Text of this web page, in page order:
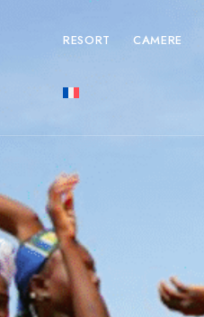
RESORT CAMERE